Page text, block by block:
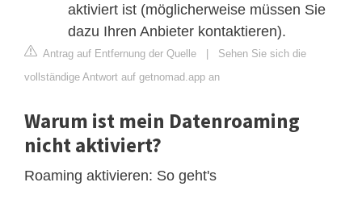
aktiviert ist (möglicherweise müssen Sie
dazu Ihren Anbieter kontaktieren).
Antrag auf Entfernung der Quelle | Sehen Sie sich die
vollständige Antwort auf getnomad.app an
Warum ist mein Datenroaming
nicht aktiviert?
Roaming aktivieren: So geht's